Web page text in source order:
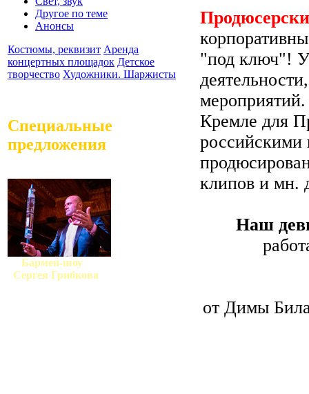
Другое по теме
Анонсы
Костюмы, реквизит Аренда
концертных площадок Детское
творчество Художники. Шаржисты
Специальные
предложения
Бармен-шоу
Сергея Грибкова
"под ключ"! У
Кремле для
российскими
клипов и мн.
Наш
от Димы